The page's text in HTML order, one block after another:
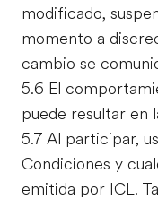
modificado,
momento a
cambio se
5.6 El
puede resultar en
5.7 Al participar,
Condiciones y
emitida por ICL.